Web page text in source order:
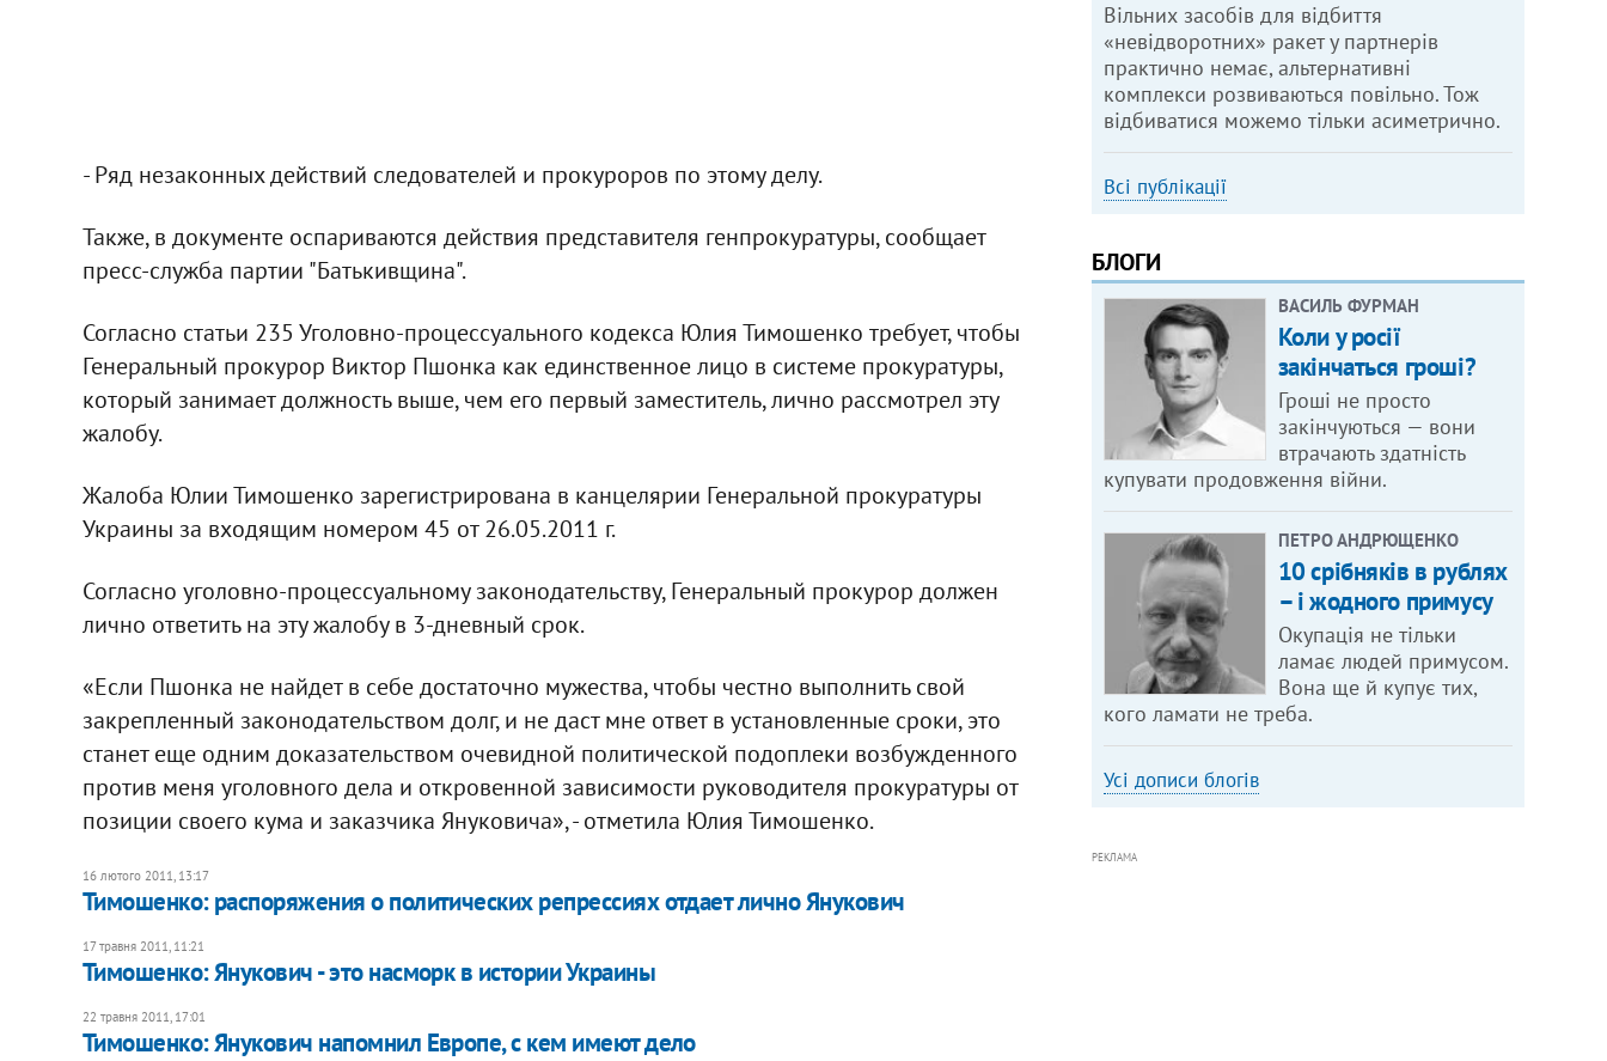
- Ряд незаконных действий следователей и прокуроров по этому делу.
Также, в документе оспариваются действия представителя генпрокуратуры, сообщает
пресс-служба партии "Батькивщина".
Согласно статьи 235 Уголовно-процессуального кодекса Юлия Тимошенко требует, чтобы
Генеральный прокурор Виктор Пшонка как единственное лицо в системе прокуратуры,
который занимает должность выше, чем его первый заместитель, лично рассмотрел эту
жалобу.
Жалоба Юлии Тимошенко зарегистрирована в канцелярии Генеральной прокуратуры
Украины за входящим номером 45 от 26.05.2011 г.
Согласно уголовно-процессуальному законодательству, Генеральный прокурор должен
лично ответить на эту жалобу в 3-дневный срок.
«Если Пшонка не найдет в себе достаточно мужества, чтобы честно выполнить свой
закрепленный законодательством долг, и не даст мне ответ в установленные сроки, это
станет еще одним доказательством очевидной политической подоплеки возбужденного
против меня уголовного дела и откровенной зависимости руководителя прокуратуры от
позиции своего кума и заказчика Януковича», - отметила Юлия Тимошенко.
16 лютого 2011, 13:17
Тимошенко: распоряжения о политических репрессиях отдает лично Янукович
17 травня 2011, 11:21
​Тимошенко: Янукович - это насморк в истории Украины
22 травня 2011, 17:01
Тимошенко: Янукович напомнил Европе, с кем имеют дело
Вільних засобів для відбиття
«невідворотних» ракет у партнерів
практично немає, альтернативні
комплекси розвиваються повільно. Тож
відбиватися можемо тільки асиметрично.
Всі публікації
БЛОГИ
ВАСИЛЬ ФУРМАН
Коли у росії
закінчаться гроші?
Гроші не просто
закінчуються — вони
втрачають здатність
купувати продовження війни.
ПЕТРО АНДРЮЩЕНКО
10 срібняків в рублях
– і жодного примусу
Окупація не тільки
ламає людей примусом.
Вона ще й купує тих,
кого ламати не треба.
Усі дописи блогів
РЕКЛАМА